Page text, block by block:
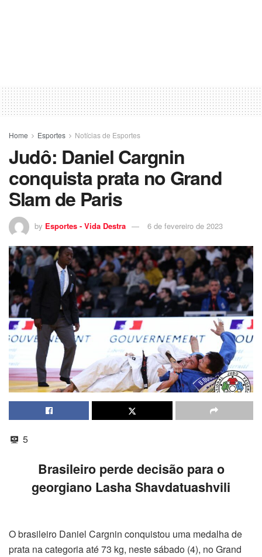
Home Esportes Notícias de Esportes
Judô: Daniel Cargnin
conquista prata no Grand
Slam de Paris
by Esportes - Vida Destra 6 de fevereiro de 2023
5
Brasileiro perde decisão para o
georgiano Lasha Shavdatuashvili
O brasileiro Daniel Cargnin conquistou uma medalha de
prata na categoria até 73 kg, neste sábado (4), no Grand